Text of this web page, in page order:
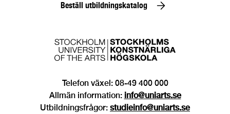
Beställ utbildningskatalog
Telefon växel: 08-49 400 000
Allmän information: info@uniarts.se
Utbildningsfrågor: studieinfo@uniarts.se